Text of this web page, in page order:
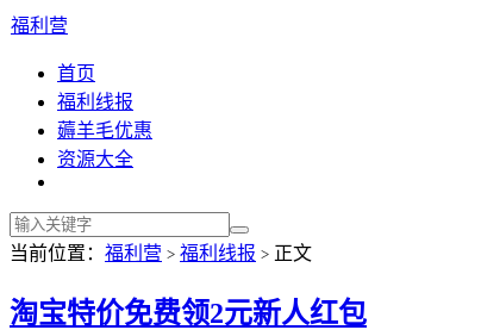
福利营
首页
福利线报
薅羊毛优惠
资源大全
当前位置： 福利营 > 福利线报 > 正文
淘宝特价免费领2元新人红包